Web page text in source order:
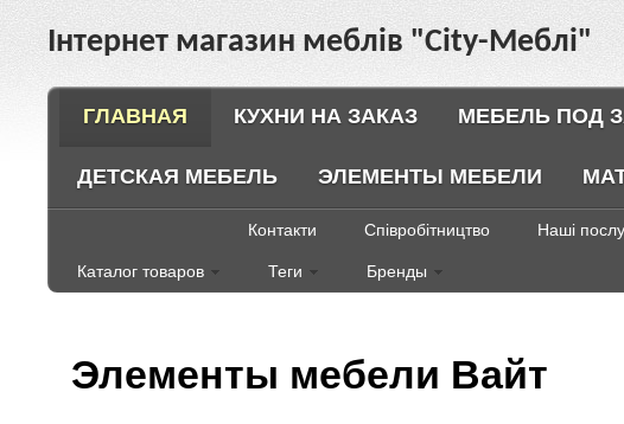
Інтернет магазин меблів "City-Меблі"
ГЛАВНАЯ КУХНИ НА ЗАКАЗ МЕБЕЛЬ ПОД
ДЕТСКАЯ МЕБЕЛЬ ЭЛЕМЕНТЫ МЕБЕЛИ
Контакти Співробітництво Наші
Каталог товаров Теги Бренды
Элементы мебели Вайт